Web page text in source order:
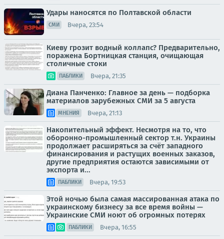
Удары наносятся по Полтавской области
СМИ Вчера, 23:54
Киеву грозит водный коллапс? Предварительно,
поражена Бортницкая станция, очищающая
столичные стоки
ПАБЛИКИ Вчера, 21:35
Диана Панченко: Главное за день — подборка
материалов зарубежных СМИ за 5 августа
МНЕНИЯ Вчера, 21:13
Накопительный эффект. Несмотря на то, что
оборонно-промышленный сектор т.н. Украины
продолжает расширяться за счёт западного
финансирования и растущих военных заказов,
другие предприятия остаются зависимыми от
экспорта и...
ПАБЛИКИ Вчера, 19:53
Этой ночью была самая массированная атака по
украинскому бизнесу за все время войны —
Украинские СМИ ноют об огромных потерях
ПАБЛИКИ Вчера, 16:55